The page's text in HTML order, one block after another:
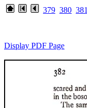
379 380 381
Display PDF Page